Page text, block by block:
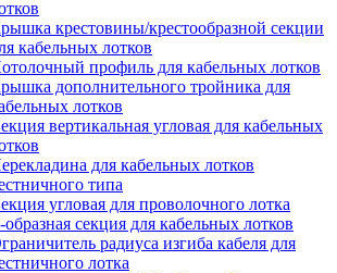
крестовины/крестообразной секции
кабельных лотков
профиль для кабельных лотков
дополнительного тройника для
лотков
вертикальная угловая для кабельных
для кабельных лотков
типа
угловая для проволочного лотка
секция для кабельных лотков
радиуса изгиба кабеля для
лотка